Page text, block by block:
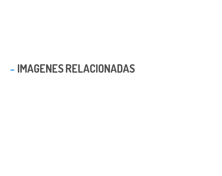
IMAGENES RELACIONADAS